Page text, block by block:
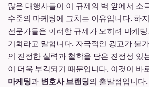
많은 대행사들이 이 규제의 벽 앞에서 소
수준의 마케팅에 그치는 이유입니다. 하
전문가들은 이러한 규제가 오히려 마케
기회라고 말합니다. 자극적인 광고가 불
의 진정한 실력과 철학을 담은 진정성 있
이 더욱 부각되기 때문입니다. 이것이 바
마케팅과 변호사 브랜딩의 출발점입니다.